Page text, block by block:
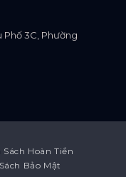
Phố 3C, Phường
Hoàn Tiền
Bảo Mật